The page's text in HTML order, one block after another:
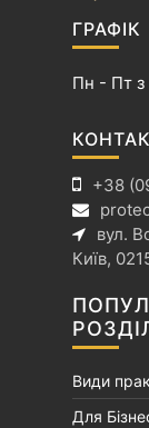
ГРАФІК
Пн - Пт з
+38
вул.
Київ,
Види
Для